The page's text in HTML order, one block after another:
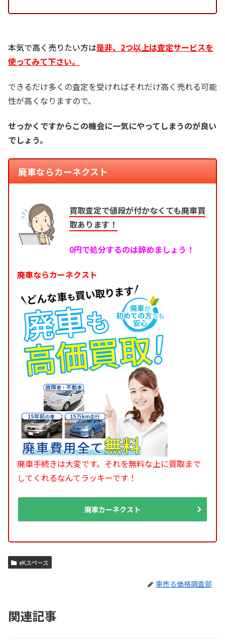
本気で高く売りたい方は是非、2つ以上は査定サービスを
使ってみて下さい。
できるだけ多くの査定を受ければそれだけ高く売れる可能
性が高くなりますので、
せっかくですからこの機会に一気にやってしまうのが良い
でしょう。
廃車ならカーネクスト
買取査定で値段が付かなくても廃車買
取あります！
0円で処分するのは辞めましょう！
廃車ならカーネクスト
廃車手続きは大変です。それを無料な上に買取まで
してくれるなんてラッキーです！
廃車カーネクスト
eKスペース
車売る価格調査部
関連記事